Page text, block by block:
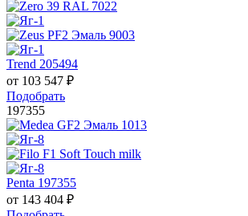
Trend 205494
от 103 547 ₽
Подобрать
197355
Penta 197355
от 143 404 ₽